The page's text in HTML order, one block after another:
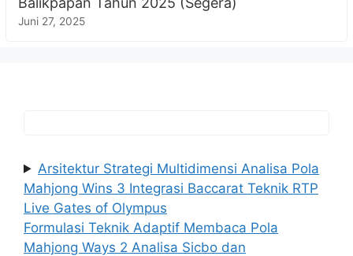
Juni 27, 2025
Arsitektur Strategi Multidimensi Analisa Pola
Mahjong Wins 3 Integrasi Baccarat Teknik RTP
Live Gates of Olympus
Formulasi Teknik Adaptif Membaca Pola
Mahjong Ways 2 Analisa Sicbo dan